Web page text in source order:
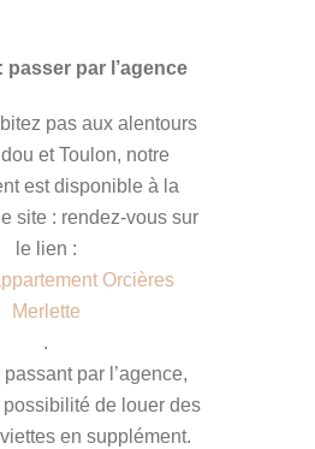
passer par l’agence
pas aux alentours
et Toulon, notre
est disponible à la
site : rendez-vous sur
le lien :
Orcières
Merlette
.
passant par l’agence,
de louer des
en supplément.